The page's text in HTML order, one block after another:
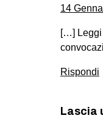
14
[…] Leggi
Rispondi
Lascia